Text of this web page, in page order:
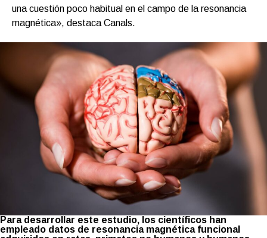
una cuestión poco habitual en el campo de la resonancia
magnética», destaca Canals.
Para desarrollar este estudio, los científicos han
empleado datos de resonancia magnética funcional